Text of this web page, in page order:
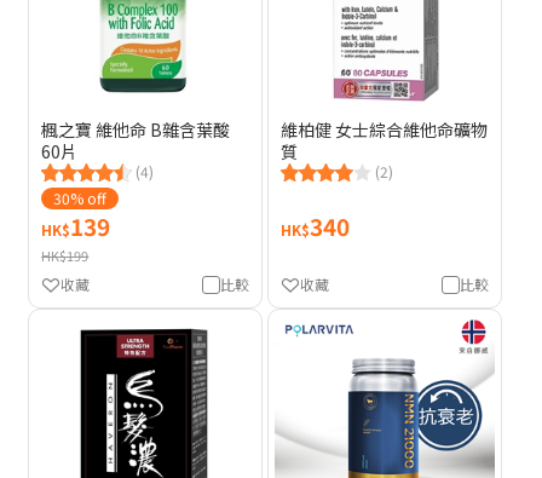
楓之寶 維他命 B雜含葉酸
60片
(4)
30% off
HK$139
HK$199
比較
收藏
維柏健 女士綜合維他命礦物
質
(2)
HK$340
比較
收藏